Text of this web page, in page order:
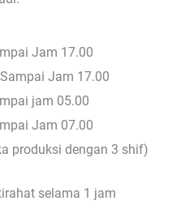
Jam 17.00
Jam 17.00
jam 05.00
Jam 07.00
produksi dengan 3 shif)
selama 1 jam